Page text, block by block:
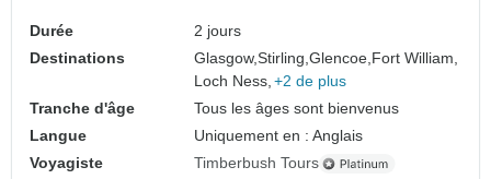
Durée
2 jours
Destinations
Glasgow,Stirling,Glencoe, Fort William,
Loch Ness, +2 de plus
Tranche d'âge
Tous les âges sont bienvenus
Langue
Uniquement en : Anglais
Voyagiste
Timberbush Tours